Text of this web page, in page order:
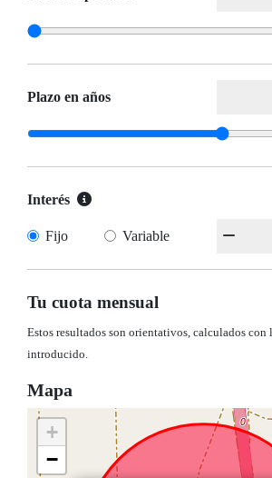
Plazo en años
Interés
Fijo Variable
Tu cuota mensual
Estos resultados son orientativos, calculados con
introducido.
Mapa
+
−